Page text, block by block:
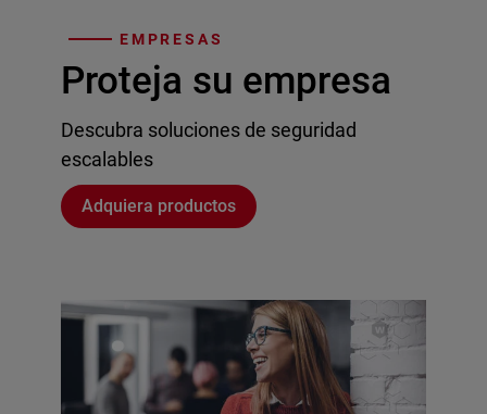
EMPRESAS
Proteja su empresa
Descubra soluciones de seguridad
escalables
Adquiera productos